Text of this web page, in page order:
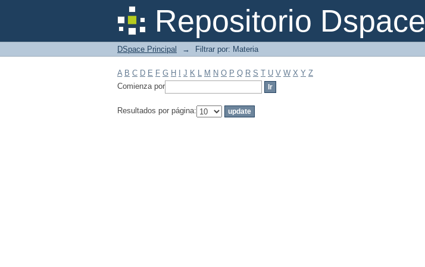
Repositorio Dspace
Filtrar por: Materia
DSpace Principal → Filtrar por: Materia
A B C D E F G H J K L M N O P Q R S T U V W X Y Z
Comienza por
Resultados por página: